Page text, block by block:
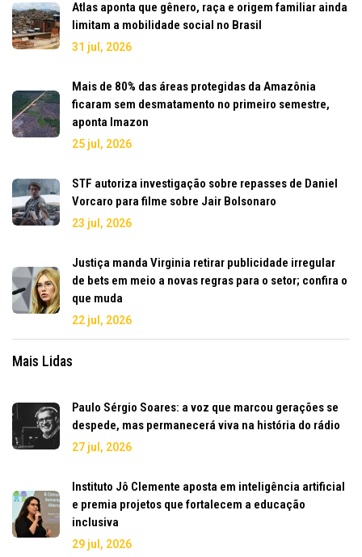
Atlas aponta que gênero, raça e origem familiar ainda
limitam a mobilidade social no Brasil
31 jul, 2026
Mais de 80% das áreas protegidas da Amazônia
ficaram sem desmatamento no primeiro semestre,
aponta Imazon
25 jul, 2026
STF autoriza investigação sobre repasses de Daniel
Vorcaro para filme sobre Jair Bolsonaro
23 jul, 2026
Justiça manda Virginia retirar publicidade irregular
de bets em meio a novas regras para o setor; confira o
que muda
22 jul, 2026
Mais Lidas
Paulo Sérgio Soares: a voz que marcou gerações se
despede, mas permanecerá viva na história do rádio
27 jul, 2026
Instituto Jô Clemente aposta em inteligência artificial
e premia projetos que fortalecem a educação
inclusiva
29 jul, 2026